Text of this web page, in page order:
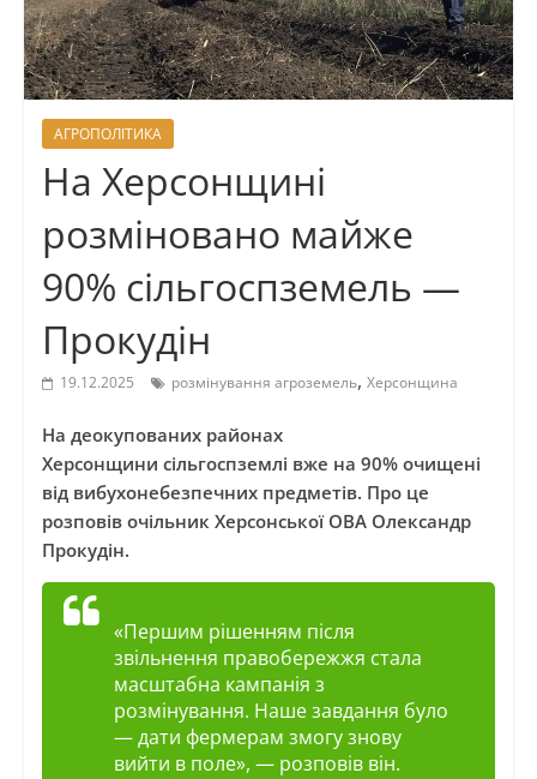
АГРОПОЛІТИКА
На Херсонщині
розміновано майже
90% сільгоспземель —
Прокудін
19.12.2025 розмінування агроземель, Херсонщина
На деокупованих районах
Херсонщини сільгоспземлі вже на 90% очищені
від вибухонебезпечних предметів. Про це
розповів очільник Херсонської ОВА Олександр
Прокудін.
«Першим рішенням після
звільнення правобережжя стала
масштабна кампанія з
розмінування. Наше завдання було
— дати фермерам змогу знову
вийти в поле», — розповів він.